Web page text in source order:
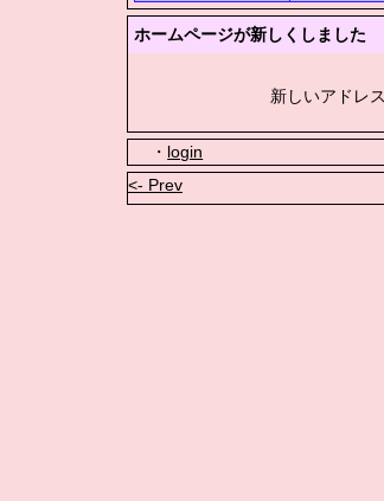
ホームページが新しくしました
新しいアドレ
・ login
<- Prev